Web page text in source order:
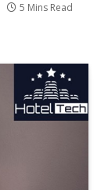
5 Mins Read